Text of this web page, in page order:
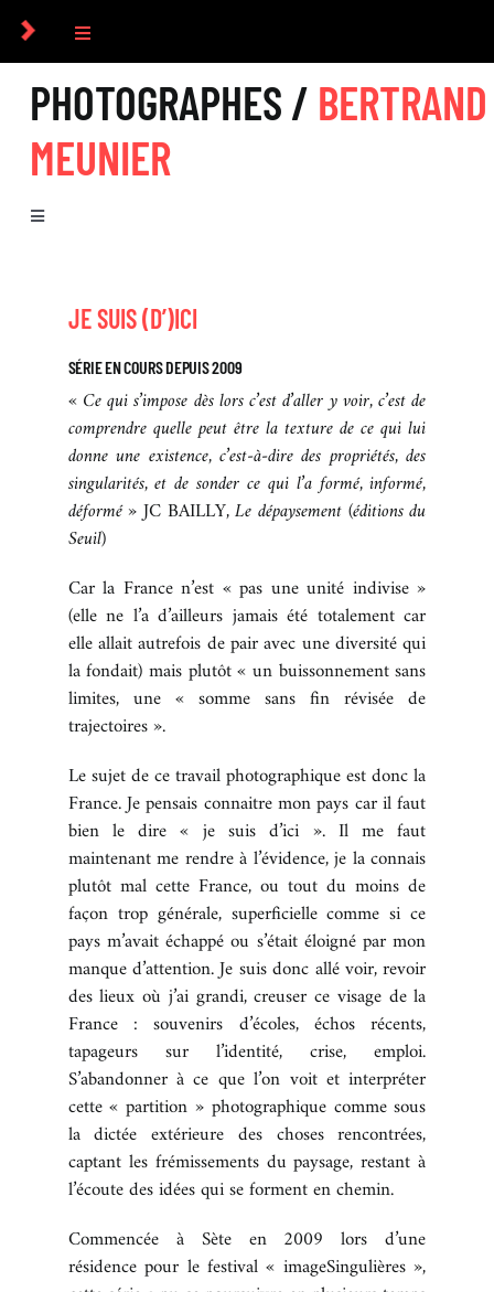
Passer
contenu
Toggle
Navigation
COLLECTIF
PHOTOGRAPHES
CULTUREL
RECHERCHE D’IMAGES
BOUTIQUE
CONTACT
PHOTOGRAPHES / BERTRAND
MEUNIER
Toggle
JE SUIS (D’)ICI
SÉRIE EN COURS DEPUIS 2009
« Ce qui s’impose dès lors c’est d’aller y voir, c’est de
comprendre quelle peut être la texture de ce qui lui
donne une existence, c’est-à-dire des propriétés, des
singularités, et de sonder ce qui l’a formé, informé,
déformé »JC BAILLY, Le dépaysement (éditions du
Seuil)
Car la France n’est « pas une unité indivise »
(elle ne l’a d’ailleurs jamais été totalement car
elle allait autrefois de pair avec une diversité qui
la fondait) mais plutôt « un buissonnement sans
limites, une « somme sans fin révisée de
trajectoires ».
Le sujet de ce travail photographique est donc la
France. Je pensais connaitre mon pays car il faut
bien le dire « je suis d’ici ». Il me faut
maintenant me rendre à l’évidence, je la connais
plutôt mal cette France, ou tout du moins de
façon trop générale, superficielle comme si ce
pays m’avait échappé ou s’était éloigné par mon
manque d’attention. Je suis donc allé voir, revoir
des lieux où j’ai grandi, creuser ce visage de la
France : souvenirs d’écoles, échos récents,
tapageurs sur l’identité, crise, emploi.
S’abandonner à ce que l’on voit et interpréter
cette « partition » photographique comme sous
la dictée extérieure des choses rencontrées,
captant les frémissements du paysage, restant à
l’écoute des idées qui se forment en chemin.
Commencée à Sète en 2009 lors d’une
résidence pour le festival « imageSingulières »,